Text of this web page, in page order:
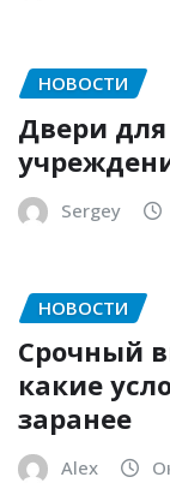
НОВОСТИ
Двери
Sergey
НОВОСТИ
Срочный
какие
заранее
Alex